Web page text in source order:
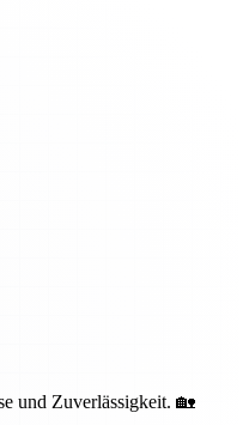
und Zuverlässigkeit. 🏡